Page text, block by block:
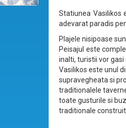
Statiunea Vasilikos
adevarat paradis
Plajele nisipoase
Peisajul este
inalti, turistii vor
Vasilikos este unul
supravegheata si
traditionalele
toate gusturile si
traditionale